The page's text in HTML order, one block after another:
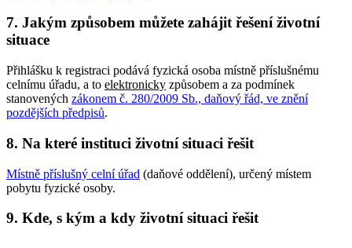
7. Jakým způsobem můžete zahájit řešení životní
situace
Přihlášku k registraci podává fyzická osoba místně příslušnému
celnímu úřadu, a to elektronicky způsobem a za podmínek
stanovených zákonem č. 280/2009 Sb., daňový řád, ve znění
pozdějších předpisů.
8. Na které instituci životní situaci řešit
Místně příslušný celní úřad (daňové oddělení), určený místem
pobytu fyzické osoby.
9. Kde, s kým a kdy životní situaci řešit